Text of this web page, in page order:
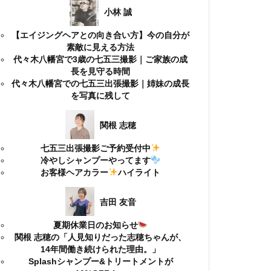
小林 誠
【エイジングヘアとの向き合い方】今の自分が
素敵に見える方法
代々木八幡宮で3歳の七五三撮影｜ご家族の成
長を見守る時間
代々木八幡宮での七五三出張撮影｜姉妹の成長
を写真に残して
関根 志穂
七五三出張撮影ご予約受付中
冷やしシャンプーやってます
お客様ヘアカラー
ハイライト
吉田 友音
夏期休業日のお知らせ
関根 志穂の「人見知りだった志穂ちゃんが、
14年間働き続けられた理由。」
Splashシャンプー&トリートメントが